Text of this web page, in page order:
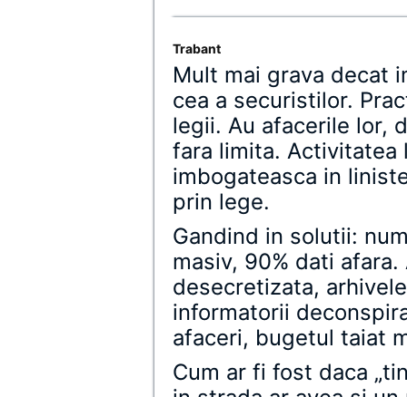
Trabant
Mult mai grava decat
cea a securistilor.
legii. Au afacerile lor,
fara limita. Activitatea
imbogateasca in
prin lege.
Gandind in solutii:
masiv, 90% dati
desecretizata,
informatorii
afaceri, bugetul taiat
Cum ar fi fost daca